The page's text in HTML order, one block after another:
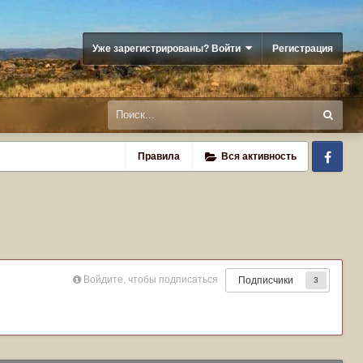
Уже зарегистрированы? Войти Регистрация
Правила Вся активность
Войдите, чтобы подписаться Подписчики 3